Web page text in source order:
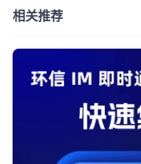
相关推荐